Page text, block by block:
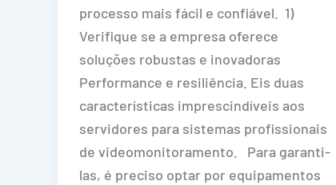
processo mais fácil e confiável. 1)
Verifique se a empresa oferece
soluções robustas e inovadoras
Performance e resiliência. Eis duas
características imprescindíveis aos
servidores para sistemas profissionais
de videomonitoramento. Para garanti-
las, é preciso optar por equipamentos